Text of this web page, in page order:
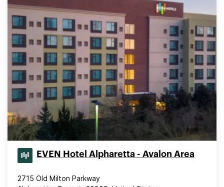
EVEN Hotel Alpharetta - Avalon Area
2715 Old Milton Parkway